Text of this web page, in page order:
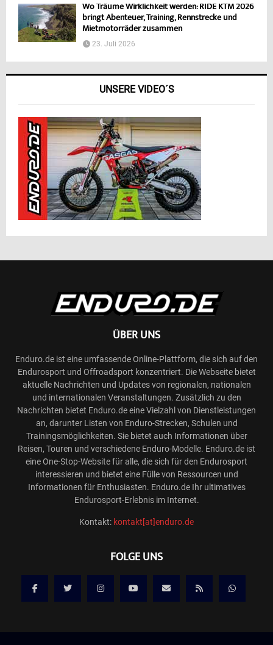
Wo Träume Wirklichkeit werden: RIDE KTM 2026
bringt Abenteuer, Training, Rennstrecke und
Mietmotorräder zusammen
23. Juli 2026
UNSERE VIDEO´S
ÜBER UNS
Enduro.de ist eine umfassende Online-Plattform, die sich auf den
Endurosport und Offroadsport konzentriert. Die Webseite bietet
aktuelle Nachrichten und Updates von regionalen, nationalen
und internationalen Veranstaltungen. Zusätzlich zu den
Nachrichten bietet Enduro.de eine Vielzahl von Dienstleistungen
an, darunter Listen von Enduro-Strecken, Schulen und
Trainingsmöglichkeiten. Sie bietet auch Informationen über
Reisen, Touren und verschiedene Enduro-Modelle. Enduro.de ist
eine One-Stop-Website für alle, die sich für den Endurosport
interessieren und bietet eine Fülle von Ressourcen und
Informationen für Enthusiasten. Enduro.de Ihr ultimatives
Endurosport-Erlebnis im Internet.
Kontakt: kontakt[at]enduro.de
FOLGE UNS